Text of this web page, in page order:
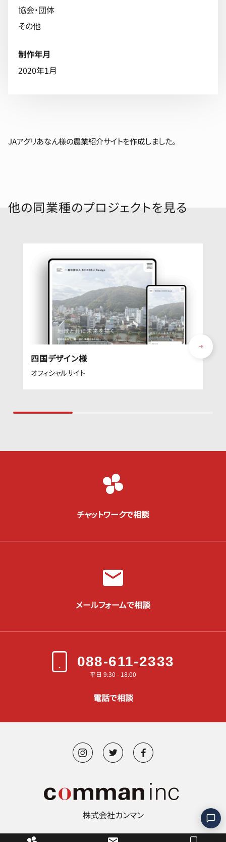
協会・団体
その他
制作年月
2020年1月
JAアグリあなん様の農業紹介サイトを作成しました。
他の同業種のプロジェクトを見る
四国デザイン様
オフィシャルサイト
チャットワークで相談
メールフォームで相談
088-611-2333
平日 9:30 - 18:00
電話で相談
株式会社カンマン
©︎ 2000-2026 comman.inc